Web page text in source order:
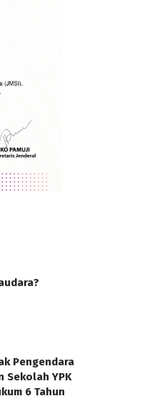
Pengendara
Sekolah YPK
6 Tahun